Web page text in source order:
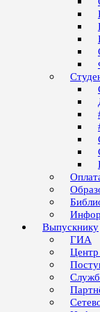
Выпускнику
ГИА
Центр